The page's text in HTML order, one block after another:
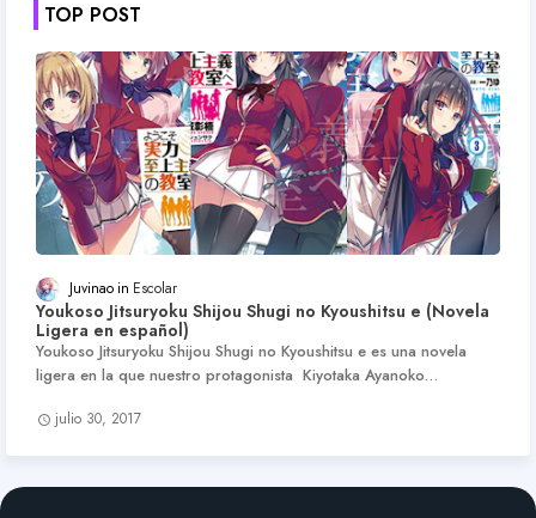
TOP POST
Juvinao Escolar
Youkoso Jitsuryoku Shijou Shugi no Kyoushitsu e (Novela
Ligera en español)
Youkoso Jitsuryoku Shijou Shugi no Kyoushitsu e es una novela
ligera en la que nuestro protagonista Kiyotaka Ayanoko…
julio 30, 2017